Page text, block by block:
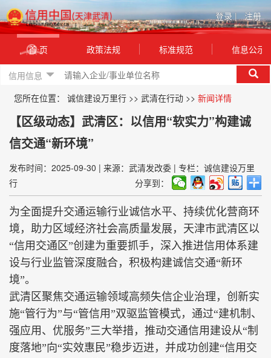
登录| 注册
首 页 政策法规 标准规范 信息公示
信用信息
您所在位置： 诚信建设万里行 >> 武清在行动 >> 新闻详情
【区级动态】武清区：以信用“软实力”构建诚
信交通“新环境”
发布时间：2025-09-30 | 来源：武清发改委 | 专栏：诚信建设万里
行
分享到：
为全面提升交通运输行业诚信水平、持续优化营商环
境，助力区域经济社会高质量发展，天津市武清区以
“信用交通区”创建为重要抓手，深入推进信用体系建
设与行业监管深度融合，积极构建诚信交通“新环
境”。
武清区聚焦交通运输领域高频失信企业治理，创新实
施“管行为”与“管信用”双驱监管模式，通过“建机制、
强应用、优服务”三大举措，推动交通信用建设从“制
度落地”向“实效惠民”稳步迈进，并成功创建“信用交